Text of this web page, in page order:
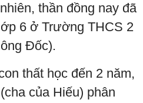
thần đồng nay đã
6 ở Trường THCS 2
Đốc).
thất học đến 2 năm,
của Hiếu) phân